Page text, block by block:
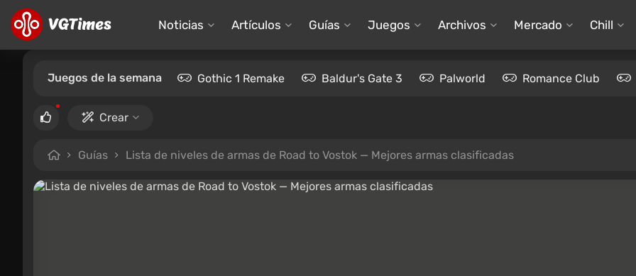
Noticias Artículos Guías Juegos Archivos Mercado Chill
Juegos de la semana Gothic 1 Remake Baldur's Gate 3 Palworld Romance Club
Crear
Guías Lista de niveles de armas de Road to Vostok — Mejores armas clasificadas